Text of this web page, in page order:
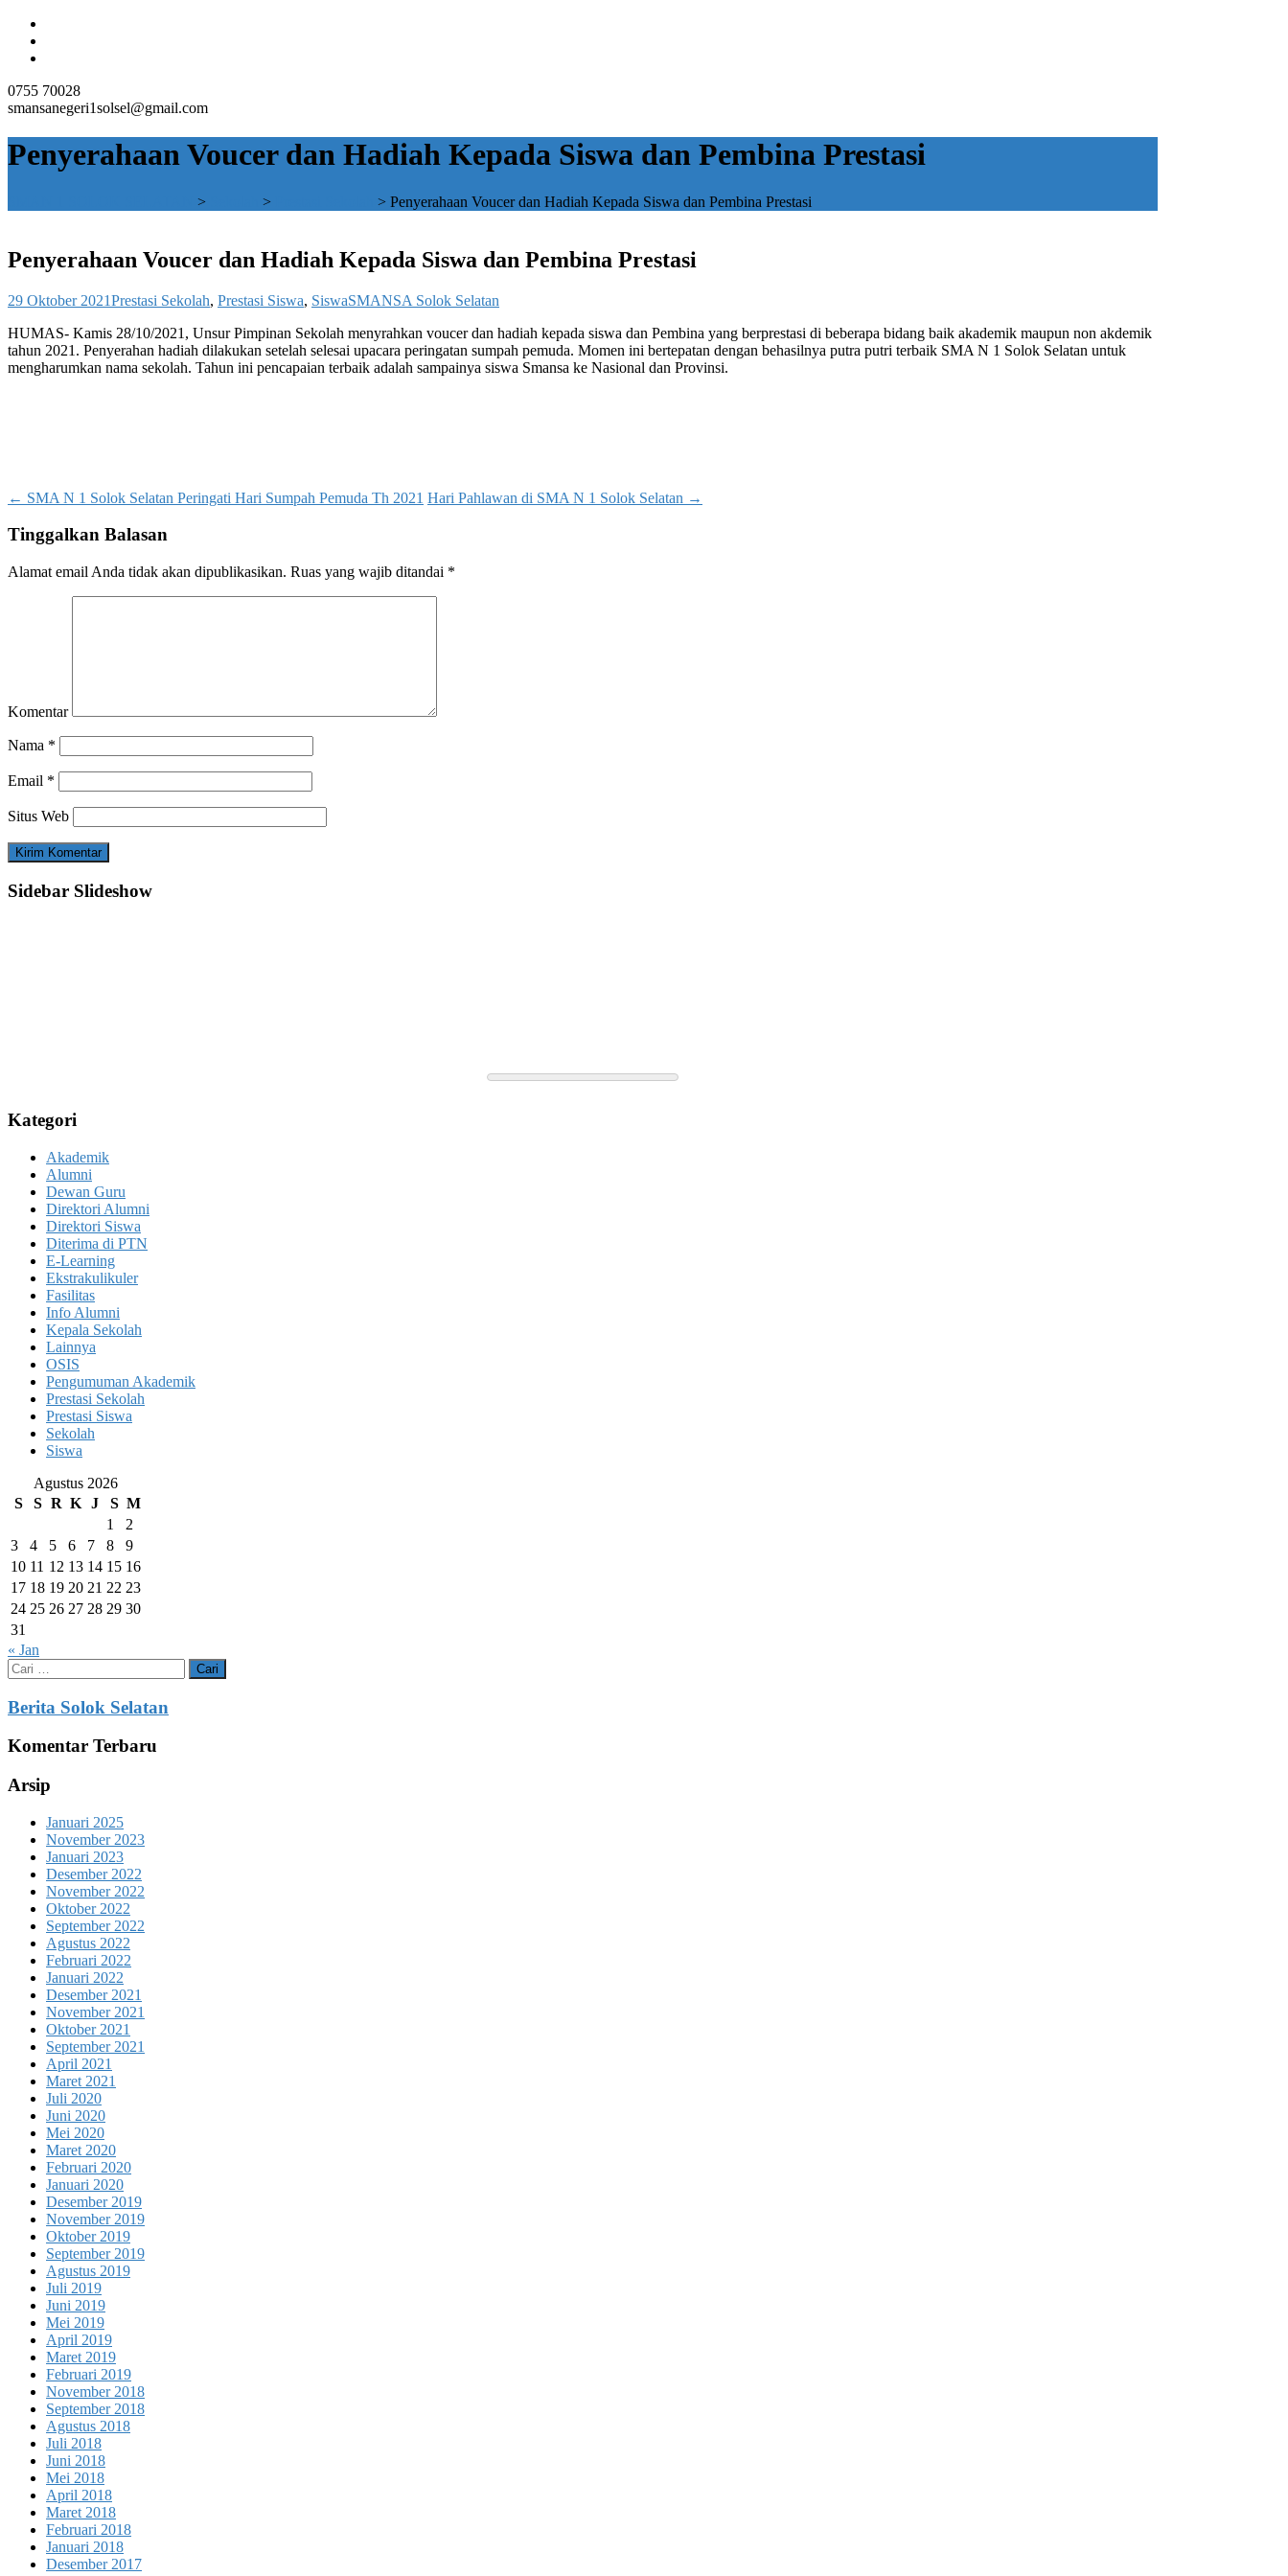
0755 70028
smansanegeri1solsel@gmail.com
Penyerahaan Voucer dan Hadiah Kepada Siswa dan Pembina Prestasi
> > > Penyerahaan Voucer dan Hadiah Kepada Siswa dan Pembina Prestasi
Penyerahaan Voucer dan Hadiah Kepada Siswa dan Pembina Prestasi
29 Oktober 2021Prestasi Sekolah, Prestasi Siswa, SiswaSMANSA Solok Selatan
HUMAS- Kamis 28/10/2021, Unsur Pimpinan Sekolah menyrahkan voucer dan hadiah kepada siswa dan Pembina yang berprestasi di beberapa bidang baik akademik maupun non akdemik
tahun 2021. Penyerahan hadiah dilakukan setelah selesai upacara peringatan sumpah pemuda. Momen ini bertepatan dengan behasilnya putra putri terbaik SMA N 1 Solok Selatan untuk
mengharumkan nama sekolah. Tahun ini pencapaian terbaik adalah sampainya siswa Smansa ke Nasional dan Provinsi.
Post
navigation
← SMA N 1 Solok Selatan Peringati Hari Sumpah Pemuda Th 2021 Hari Pahlawan di SMA N 1 Solok Selatan →
Tinggalkan Balasan
Alamat email Anda tidak akan dipublikasikan. Ruas yang wajib ditandai *
Komentar
Nama *
Email *
Situs Web
Sidebar Slideshow
Kategori
Akademik
Alumni
Dewan Guru
Direktori Alumni
Direktori Siswa
Diterima di PTN
E-Learning
Ekstrakulikuler
Fasilitas
Info Alumni
Kepala Sekolah
Lainnya
OSIS
Pengumuman Akademik
Prestasi Sekolah
Prestasi Siswa
Sekolah
Siswa
Agustus 2026
S
S R K J S M
1
2
3
4 5 6 7 8
9
10 11 12 13 14 15 16
17 18 19 20 21 22 23
24 25 26 27 28 29 30
31
« Jan
Cari
untuk:
Berita Solok Selatan
Komentar Terbaru
Arsip
Januari 2025
November 2023
Januari 2023
Desember 2022
November 2022
Oktober 2022
September 2022
Agustus 2022
Februari 2022
Januari 2022
Desember 2021
November 2021
Oktober 2021
September 2021
April 2021
Maret 2021
Juli 2020
Juni 2020
Mei 2020
Maret 2020
Februari 2020
Januari 2020
Desember 2019
November 2019
Oktober 2019
September 2019
Agustus 2019
Juli 2019
Juni 2019
Mei 2019
April 2019
Maret 2019
Februari 2019
November 2018
September 2018
Agustus 2018
Juli 2018
Juni 2018
Mei 2018
April 2018
Maret 2018
Februari 2018
Januari 2018
Desember 2017